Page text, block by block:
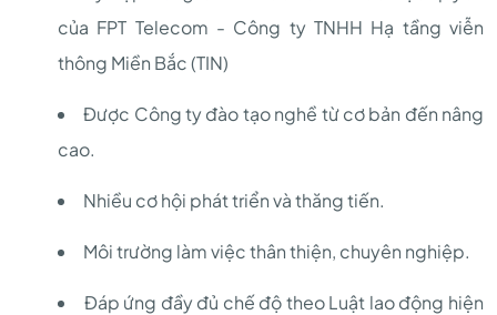
của FPT Telecom - Công ty TNHH Hạ tầng viễn
thông Miền Bắc (TIN)
Được Công ty đào tạo nghề từ cơ bản đến nâng
cao.
Nhiều cơ hội phát triển và thăng tiến.
Môi trường làm việc thân thiện, chuyên nghiệp.
Đáp ứng đầy đủ chế độ theo Luật lao động hiện